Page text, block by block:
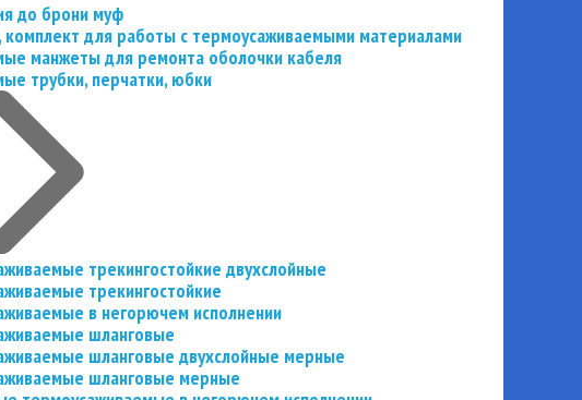
до брони муф
комплект для работы с термоусаживаемыми материалами
манжеты для ремонта оболочки кабеля
трубки, перчатки, юбки
трекингостойкие двухслойные
трекингостойкие
в негорючем исполнении
шланговые
шланговые двухслойные мерные
шланговые мерные